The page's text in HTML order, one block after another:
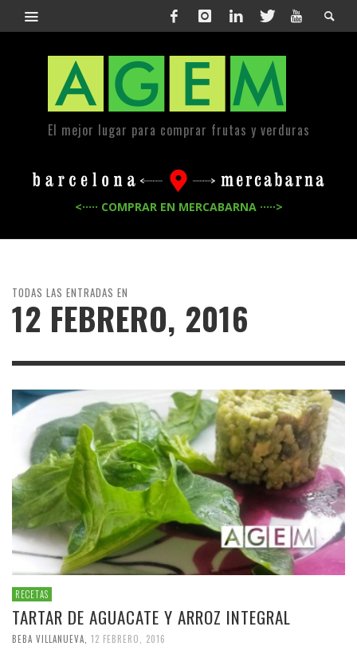
El mejor lugar para comprar frutas y verduras
<····· COMPRAR EN MERCABARNA ·····>
TODAS LAS ENTRADAS EN
12 FEBRERO, 2016
RECETAS
TARTAR DE AGUACATE Y ARROZ INTEGRAL
BEBA VILLANUEVA 12 FEBRERO, 2016